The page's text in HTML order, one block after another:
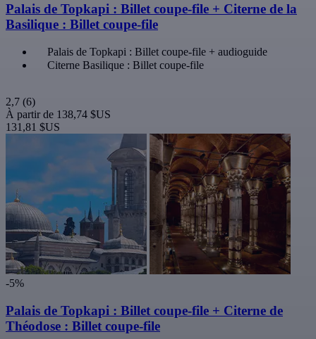
Palais de Topkapi : Billet coupe-file + Citerne de la
Basilique : Billet coupe-file
Palais de Topkapi : Billet coupe-file + audioguide
Citerne Basilique : Billet coupe-file
2,7 (6)
À partir de 138,74 $US
131,81 $US
-5%
Palais de Topkapi : Billet coupe-file + Citerne de
Théodose : Billet coupe-file